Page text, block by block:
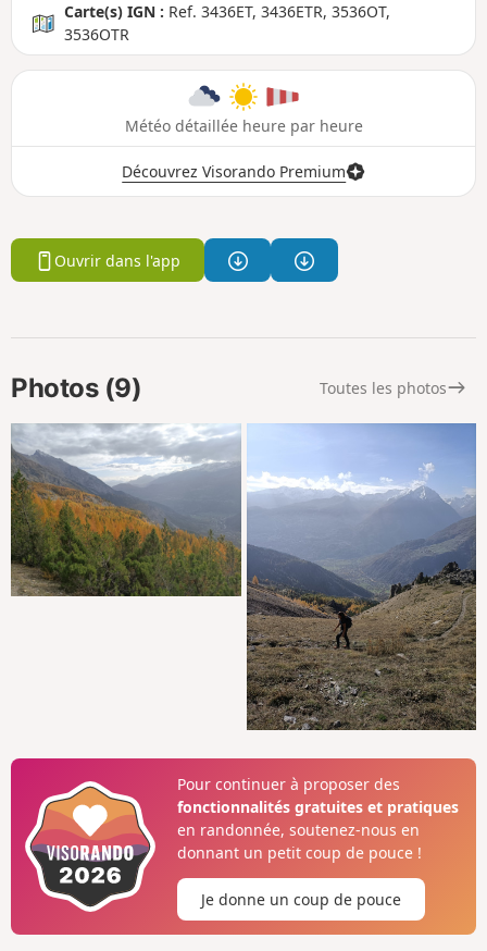
Carte(s) IGN : Ref. 3436ET, 3436ETR, 3536OT,
3536OTR
Météo détaillée heure par heure
Découvrez Visorando Premium
Ouvrir dans l'app
Photos (9) Toutes les photos
Pour continuer à proposer des
fonctionnalités gratuites et pratiques
en randonnée, soutenez-nous en
donnant un petit coup de pouce !
Je donne un coup de pouce